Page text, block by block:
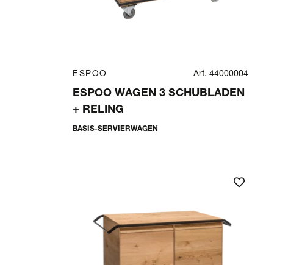
ESPOO Art. 44000004
ESPOO WAGEN 3 SCHUBLADEN
+ RELING
BASIS-SERVIERWAGEN